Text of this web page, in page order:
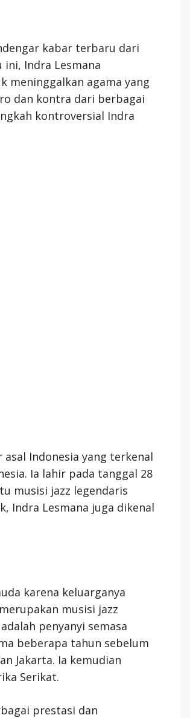
kabar terbaru dari
ini, Indra Lesmana
meninggalkan agama yang
dan kontra dari berbagai
kontroversial Indra
Indonesia yang terkenal
Ia lahir pada tanggal 28
musisi jazz legendaris
Indra Lesmana juga dikenal
karena keluarganya
musisi jazz
penyanyi semasa
beberapa tahun sebelum
Jakarta. Ia kemudian
Serikat.
prestasi dan